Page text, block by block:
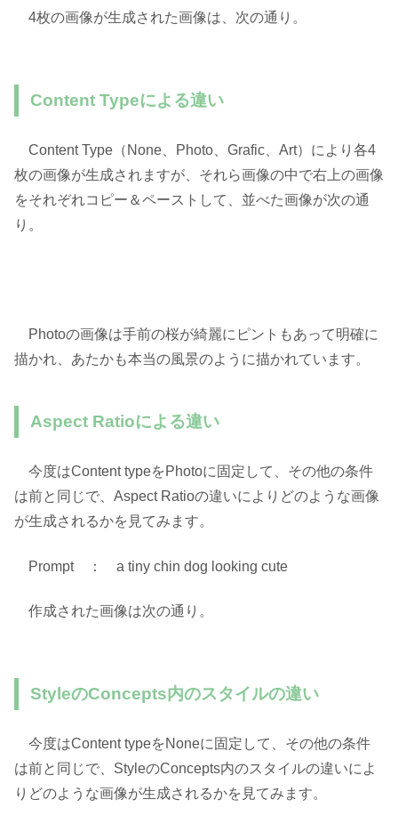
4枚の画像が生成された画像は、次の通り。
Content Typeによる違い
Content Type（None、Photo、Grafic、Art）により各4
枚の画像が生成されますが、それら画像の中で右上の画像
をそれぞれコピー＆ペーストして、並べた画像が次の通
り。
Photoの画像は手前の桜が綺麗にピントもあって明確に
描かれ、あたかも本当の風景のように描かれています。
Aspect Ratioによる違い
今度はContent typeをPhotoに固定して、その他の条件
は前と同じで、Aspect Ratioの違いによりどのような画像
が生成されるかを見てみます。
Prompt ： a tiny chin dog looking cute
作成された画像は次の通り。
StyleのConcepts内のスタイルの違い
今度はContent typeをNoneに固定して、その他の条件
は前と同じで、StyleのConcepts内のスタイルの違いによ
りどのような画像が生成されるかを見てみます。